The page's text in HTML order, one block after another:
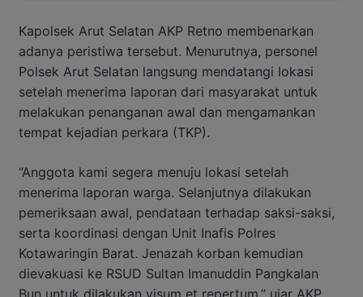
Kapolsek Arut Selatan AKP Retno membenarkan
adanya peristiwa tersebut. Menurutnya, personel
Polsek Arut Selatan langsung mendatangi lokasi
setelah menerima laporan dari masyarakat untuk
melakukan penanganan awal dan mengamankan
tempat kejadian perkara (TKP).
“Anggota kami segera menuju lokasi setelah
menerima laporan warga. Selanjutnya dilakukan
pemeriksaan awal, pendataan terhadap saksi-saksi,
serta koordinasi dengan Unit Inafis Polres
Kotawaringin Barat. Jenazah korban kemudian
dievakuasi ke RSUD Sultan Imanuddin Pangkalan